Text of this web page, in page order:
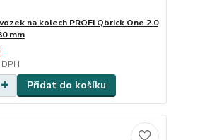
na kolech PROFI Qbrick One 2.0
mm
Přidat do košíku